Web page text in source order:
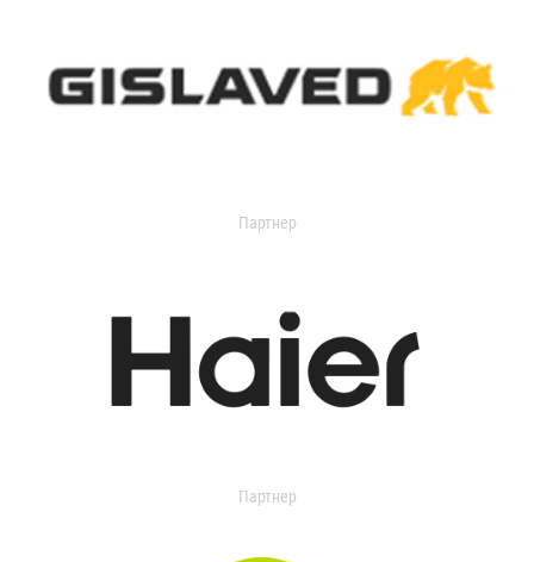
Партнер
Партнер